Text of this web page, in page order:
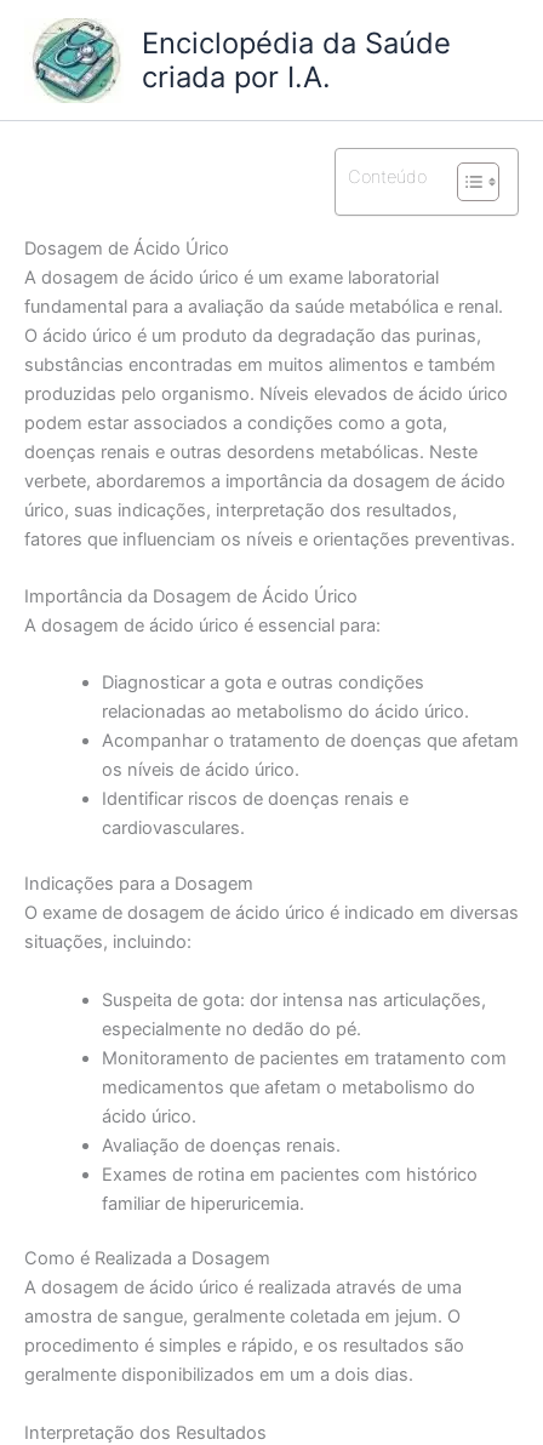
conteúdo
Enciclopédia da Saúde
criada por I.A.
Conteúdo
Dosagem de Ácido Úrico
A dosagem de ácido úrico é um exame laboratorial
fundamental para a avaliação da saúde metabólica e renal.
O ácido úrico é um produto da degradação das purinas,
substâncias encontradas em muitos alimentos e também
produzidas pelo organismo. Níveis elevados de ácido úrico
podem estar associados a condições como a gota,
doenças renais e outras desordens metabólicas. Neste
verbete, abordaremos a importância da dosagem de ácido
úrico, suas indicações, interpretação dos resultados,
fatores que influenciam os níveis e orientações preventivas.
Importância da Dosagem de Ácido Úrico
A dosagem de ácido úrico é essencial para:
Diagnosticar a gota e outras condições
relacionadas ao metabolismo do ácido úrico.
Acompanhar o tratamento de doenças que afetam
os níveis de ácido úrico.
Identificar riscos de doenças renais e
cardiovasculares.
Indicações para a Dosagem
O exame de dosagem de ácido úrico é indicado em diversas
situações, incluindo:
Suspeita de gota: dor intensa nas articulações,
especialmente no dedão do pé.
Monitoramento de pacientes em tratamento com
medicamentos que afetam o metabolismo do
ácido úrico.
Avaliação de doenças renais.
Exames de rotina em pacientes com histórico
familiar de hiperuricemia.
Como é Realizada a Dosagem
A dosagem de ácido úrico é realizada através de uma
amostra de sangue, geralmente coletada em jejum. O
procedimento é simples e rápido, e os resultados são
geralmente disponibilizados em um a dois dias.
Interpretação dos Resultados